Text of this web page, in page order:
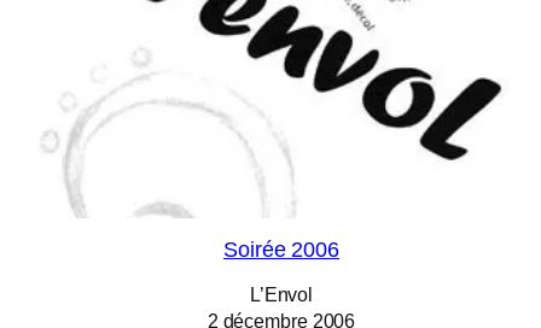
Soirée 2006
L’Envol
2 décembre 2006